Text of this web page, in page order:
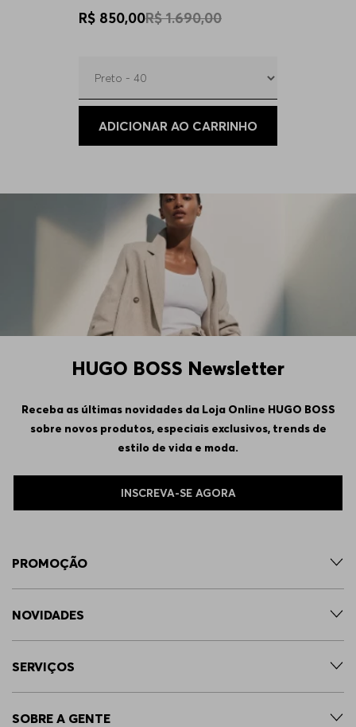
R$ 1.690,00
R$ 850,00
ADICIONAR AO CARRINHO
HUGO BOSS Newsletter
Receba as últimas novidades da Loja Online HUGO BOSS
sobre novos produtos, especiais exclusivos, trends de
estilo de vida e moda.
INSCREVA-SE AGORA
PROMOÇÃO
NOVIDADES
SERVIÇOS
SOBRE A GENTE